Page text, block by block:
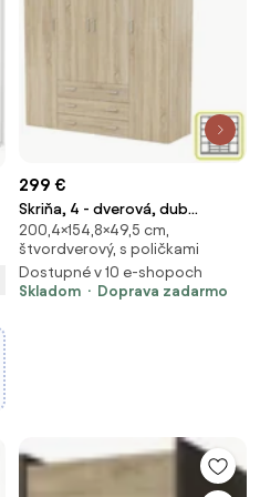
299 €
Skriňa, 4 - dverová, dub
sonoma, GWEN 70429
200,4×154,8×49,5 cm,
štvordverový, s poličkami
Dostupné v 10 e-shopoch
Skladom
Doprava zadarmo